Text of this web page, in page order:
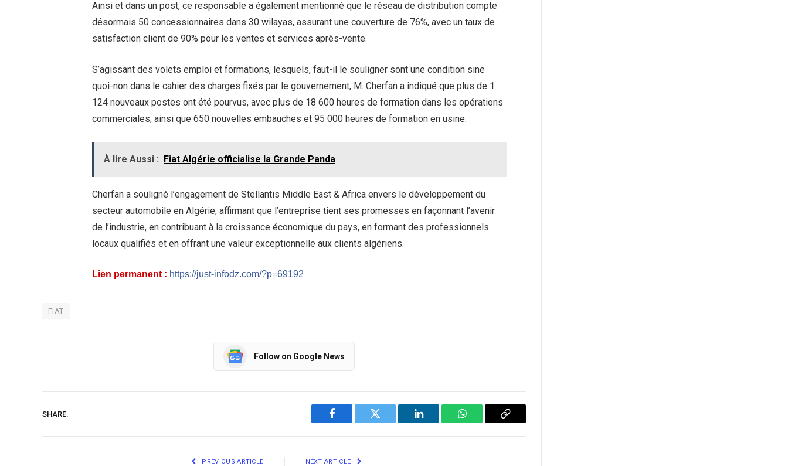
Ainsi et dans un post, ce responsable a également mentionné que le réseau de distribution compte
désormais 50 concessionnaires dans 30 wilayas, assurant une couverture de 76%, avec un taux de
satisfaction client de 90% pour les ventes et services après-vente.
S’agissant des volets emploi et formations, lesquels, faut-il le souligner sont une condition sine
quoi-non dans le cahier des charges fixés par le gouvernement, M. Cherfan a indiqué que plus de 1
124 nouveaux postes ont été pourvus, avec plus de 18 600 heures de formation dans les opérations
commerciales, ainsi que 650 nouvelles embauches et 95 000 heures de formation en usine.
À lire Aussi : Fiat Algérie officialise la Grande Panda
Cherfan a souligné l’engagement de Stellantis Middle East & Africa envers le développement du
secteur automobile en Algérie, affirmant que l’entreprise tient ses promesses en façonnant l’avenir
de l’industrie, en contribuant à la croissance économique du pays, en formant des professionnels
locaux qualifiés et en offrant une valeur exceptionnelle aux clients algériens.
Lien permanent : https://just-infodz.com/?p=69192
FIAT
Follow on Google News
SHARE.
Facebook Twitter LinkedIn WhatsAppCopy
PREVIOUS ARTICLE NEXT ARTICLE